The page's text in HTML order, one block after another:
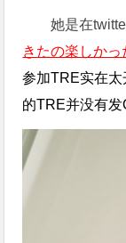
她是在
きたの楽しか
参加TRE实在
的TRE并没有